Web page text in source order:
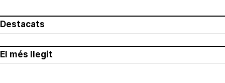
Destacats
El més llegit